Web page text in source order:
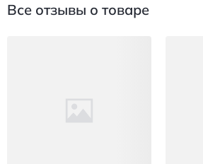
Все отзывы о товаре